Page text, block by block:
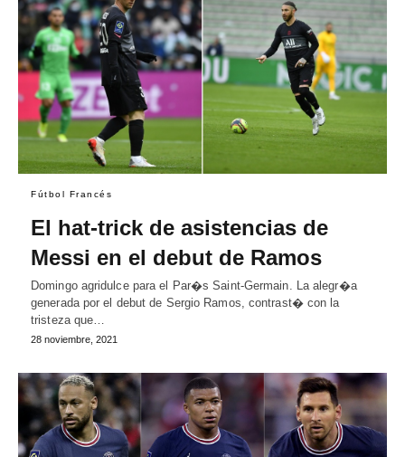
Fútbol Francés
El hat-trick de asistencias de
Messi en el debut de Ramos
Domingo agridulce para el Par�s Saint-Germain. La alegr�a
generada por el debut de Sergio Ramos, contrast� con la
tristeza que…
28 noviembre, 2021